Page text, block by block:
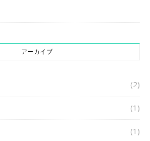
アーカイブ
(2)
(1)
(1)